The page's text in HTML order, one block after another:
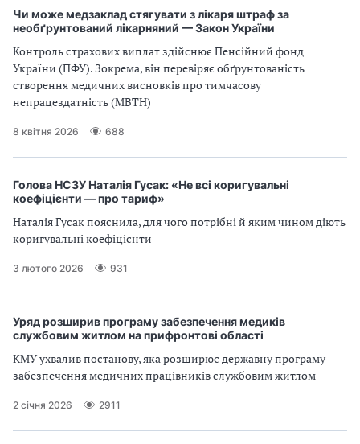
Чи може медзаклад стягувати з лікаря штраф за
необґрунтований лікарняний — Закон України
Контроль страхових виплат здійснює Пенсійний фонд
України (ПФУ). Зокрема, він перевіряє обґрунтованість
створення медичних висновків про тимчасову
непрацездатність (МВТН)
8 квітня 2026 688
Голова НСЗУ Наталія Гусак: «Не всі коригувальні
коефіцієнти — про тариф»
Наталія Гусак пояснила, для чого потрібні й яким чином діють
коригувальні коефіцієнти
3 лютого 2026 931
Уряд розширив програму забезпечення медиків
службовим житлом на прифронтові області
КМУ ухвалив постанову, яка розширює державну програму
забезпечення медичних працівників службовим житлом
2 січня 2026 2911